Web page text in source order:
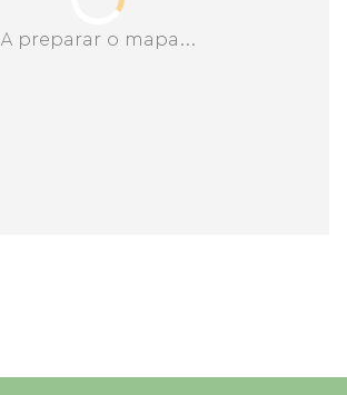
A preparar o mapa...